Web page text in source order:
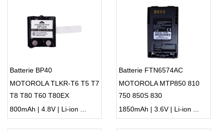
Batterie BP40
MOTOROLA TLKR-T6 T5 T7
T8 T80 T60 T80EX
800mAh | 4.8V | Li-ion ...
Batterie FTN6574AC
MOTOROLA MTP850 810
750 850S 830
1850mAh | 3.6V | Li-ion ...